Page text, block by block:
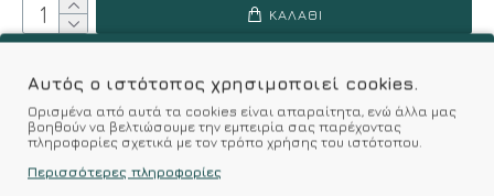
Σύμφωνα με 0 αξιολογήσεις.
ΚΑΛΆΘΙ
Επιθυμητό Σύγκριση
Αυτός ο ιστότοπος χρησιμοποιεί cookies.
Ορισμένα από αυτά τα cookies είναι απαραίτητα, ενώ άλλα μας
βοηθούν να βελτιώσουμε την εμπειρία σας παρέχοντας
πληροφορίες σχετικά με τον τρόπο χρήσης του ιστότοπου.
Περισσότερες πληροφορίες